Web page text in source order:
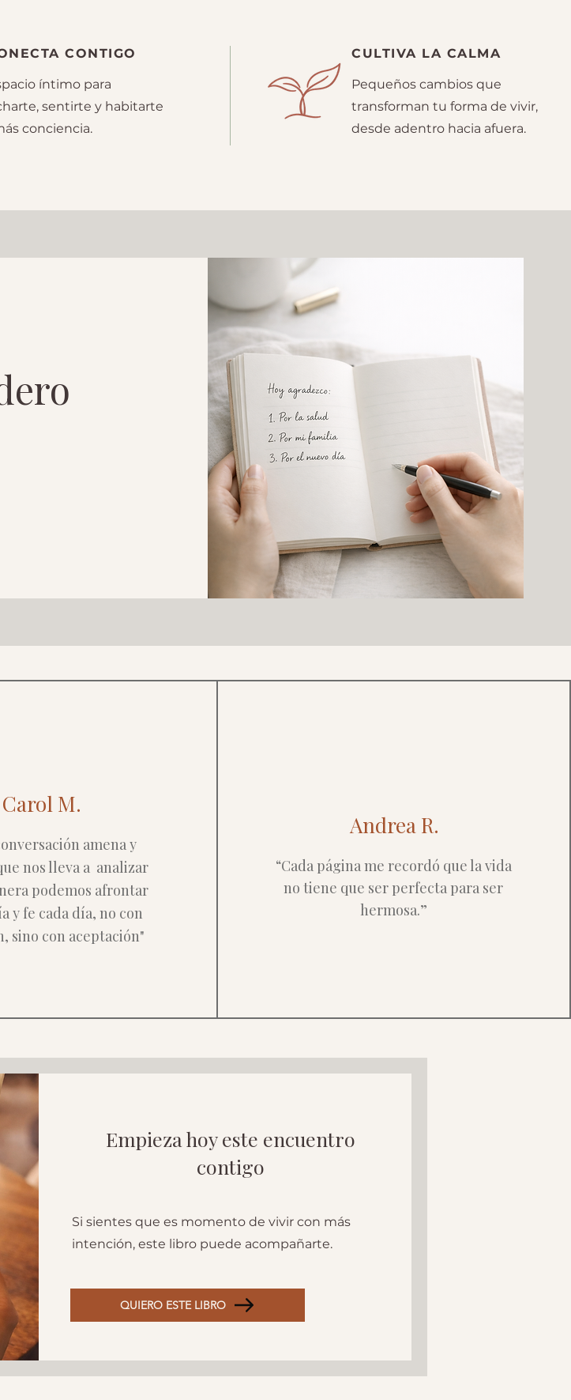
CONTIGO
íntimo para
sentirte y habitarte
conciencia.
CULTIVA LA CALMA
Pequeños cambios que
transforman tu forma de vivir,
desde adentro hacia afuera.
Carol M.
amena y
nos lleva a analizar
podemos afrontar
y fe cada día, no con
sino con aceptación"
Andrea R.
“Cada página me recordó que la vida
no tiene que ser perfecta para ser
hermosa.”
Empieza hoy este encuentro
contigo
Si sientes que es momento de vivir con más
intención, este libro puede acompañarte.
QUIERO ESTE LIBRO